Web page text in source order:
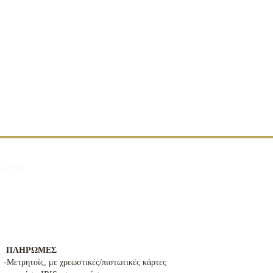
ΠΛΗΡΩΜΕΣ
-Μετρητοίς, με χρεωστικές/πιστωτικές κάρτες